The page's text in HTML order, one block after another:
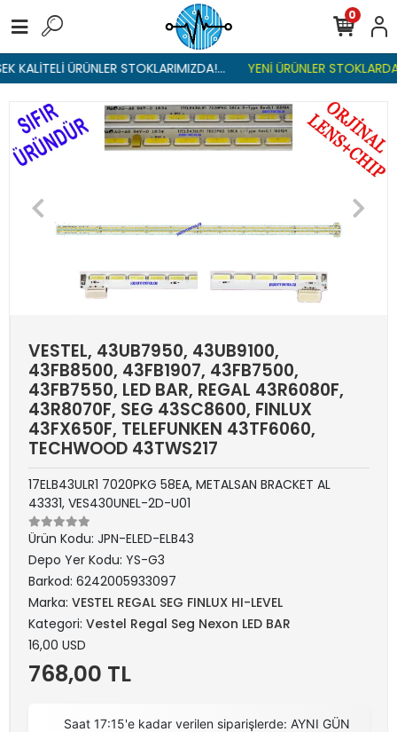
KALİTELİ ÜRÜNLER STOKLARIMIZDA!... YENİ ÜRÜNLER
0
VESTEL, 43UB7950, 43UB9100,
43FB8500, 43FB1907, 43FB7500,
43FB7550, LED BAR, REGAL 43R6080F,
43R8070F, SEG 43SC8600, FINLUX
43FX650F, TELEFUNKEN 43TF6060,
TECHWOOD 43TWS217
17ELB43ULR1 7020PKG 58EA, METALSAN BRACKET AL
43331, VES430UNEL-2D-U01
Ürün Kodu: JPN-ELED-ELB43
Depo Yer Kodu: YS-G3
Barkod: 6242005933097
Marka: VESTEL REGAL SEG FINLUX HI-LEVEL
Kategori: Vestel Regal Seg Nexon LED BAR
16,00 USD
768,00 TL
Saat 17:15'e kadar verilen siparişlerde: AYNI GÜN